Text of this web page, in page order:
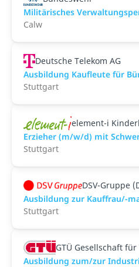
Militärisches
Calw
Deutsche Telekom AG
Ausbildung Kaufleute für
Stuttgart
element-i
Erzieher (m/w/d) mit
Stuttgart
DSV-Gruppe
Ausbildung zur Kauffrau/-
Stuttgart
GTÜ Gesellschaft
Ausbildung zum/zur